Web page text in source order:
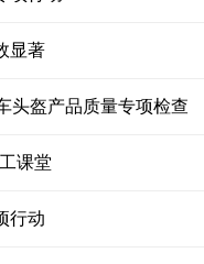
显著
头盔产品质量专项检查
课堂
行动